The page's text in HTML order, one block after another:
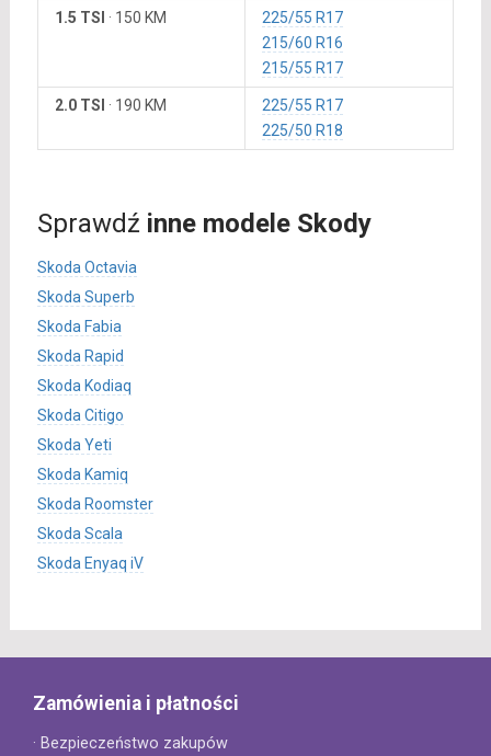
1.5 TSI · 150 KM
225/55 R17
215/60 R16
215/55 R17
2.0 TSI · 190 KM
225/55 R17
225/50 R18
Sprawdź inne modele Skody
Skoda Octavia
Skoda Superb
Skoda Fabia
Skoda Rapid
Skoda Kodiaq
Skoda Citigo
Skoda Yeti
Skoda Kamiq
Skoda Roomster
Skoda Scala
Skoda Enyaq iV
Zamówienia i płatności
· Bezpieczeństwo zakupów